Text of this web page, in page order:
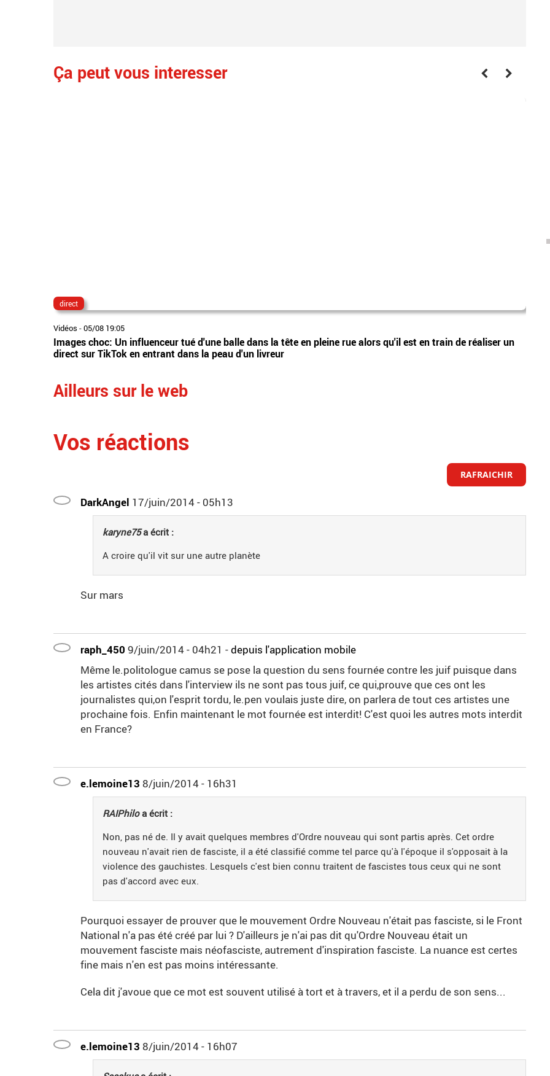
Ça peut vous interesser
direct
Vidéos -05/08 19:05
Images choc: Un influenceur tué d'une balle dans la tête en pleine rue alors qu'il est en train de réaliser un
direct sur TikTok en entrant dans la peau d'un livreur
Ailleurs sur le web
Vos réactions
RAFRAICHIR
DarkAngel 17/juin/2014 - 05h13
karyne75a écrit :
A croire qu'il vit sur une autre planète
Sur mars
raph_450 9/juin/2014 - 04h21 -depuis l'application mobile
Même le.politologue camus se pose la question du sens fournée contre les juif puisque dans
les artistes cités dans l'interview ils ne sont pas tous juif, ce qui,prouve que ces ont les
journalistes qui,on l'esprit tordu, le.pen voulais juste dire, on parlera de tout ces artistes une
prochaine fois. Enfin maintenant le mot fournée est interdit! C'est quoi les autres mots interdit
en France?
e.lemoine13 8/juin/2014 - 16h31
RAIPhiloa écrit :
Non, pas né de. Il y avait quelques membres d'Ordre nouveau qui sont partis après. Cet ordre
nouveau n'avait rien de fasciste, il a été classifié comme tel parce qu'à l'époque il s'opposait à la
violence des gauchistes. Lesquels c'est bien connu traitent de fascistes tous ceux qui ne sont
pas d'accord avec eux.
Pourquoi essayer de prouver que le mouvement Ordre Nouveau n'était pas fasciste, si le Front
National n'a pas été créé par lui ? D'ailleurs je n'ai pas dit qu'Ordre Nouveau était un
mouvement fasciste mais néofasciste, autrement d'inspiration fasciste. La nuance est certes
fine mais n'en est pas moins intéressante.
Cela dit j'avoue que ce mot est souvent utilisé à tort et à travers, et il a perdu de son sens...
e.lemoine13 8/juin/2014 - 16h07